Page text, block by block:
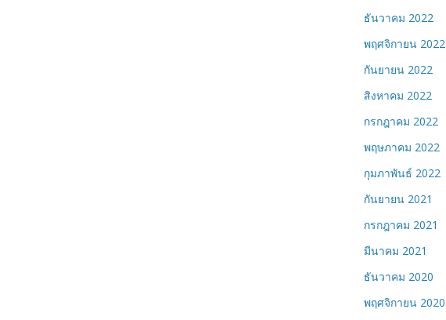
ธันวาคม 2022
พฤศจิกายน 2022
กันยายน 2022
สิงหาคม 2022
กรกฎาคม 2022
พฤษภาคม 2022
กุมภาพันธ์ 2022
กันยายน 2021
กรกฎาคม 2021
มีนาคม 2021
ธันวาคม 2020
พฤศจิกายน 2020